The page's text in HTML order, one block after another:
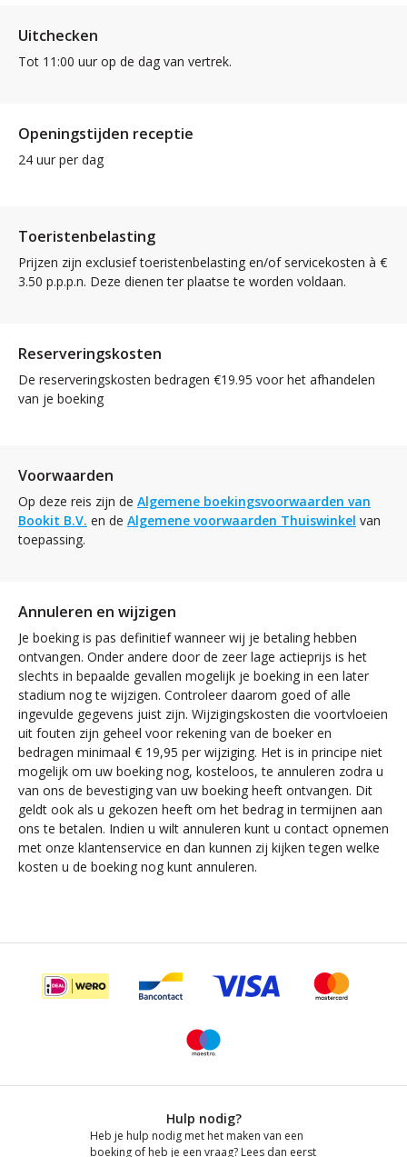
Uitchecken
Tot 11:00 uur op de dag van vertrek.
Openingstijden receptie
24 uur per dag
Toeristenbelasting
Prijzen zijn exclusief toeristenbelasting en/of servicekosten à €
3.50 p.p.p.n. Deze dienen ter plaatse te worden voldaan.
Reserveringskosten
De reserveringskosten bedragen €19.95 voor het afhandelen
van je boeking
Voorwaarden
Op deze reis zijn de Algemene boekingsvoorwaarden van
Bookit B.V. en de Algemene voorwaarden Thuiswinkel van
toepassing.
Annuleren en wijzigen
Je boeking is pas definitief wanneer wij je betaling hebben
ontvangen. Onder andere door de zeer lage actieprijs is het
slechts in bepaalde gevallen mogelijk je boeking in een later
stadium nog te wijzigen. Controleer daarom goed of alle
ingevulde gegevens juist zijn. Wijzigingskosten die voortvloeien
uit fouten zijn geheel voor rekening van de boeker en
bedragen minimaal € 19,95 per wijziging. Het is in principe niet
mogelijk om uw boeking nog, kosteloos, te annuleren zodra u
van ons de bevestiging van uw boeking heeft ontvangen. Dit
geldt ook als u gekozen heeft om het bedrag in termijnen aan
ons te betalen. Indien u wilt annuleren kunt u contact opnemen
met onze klantenservice en dan kunnen zij kijken tegen welke
kosten u de boeking nog kunt annuleren.
Hulp nodig?
Heb je hulp nodig met het maken van een
boeking of heb je een vraag? Lees dan eerst